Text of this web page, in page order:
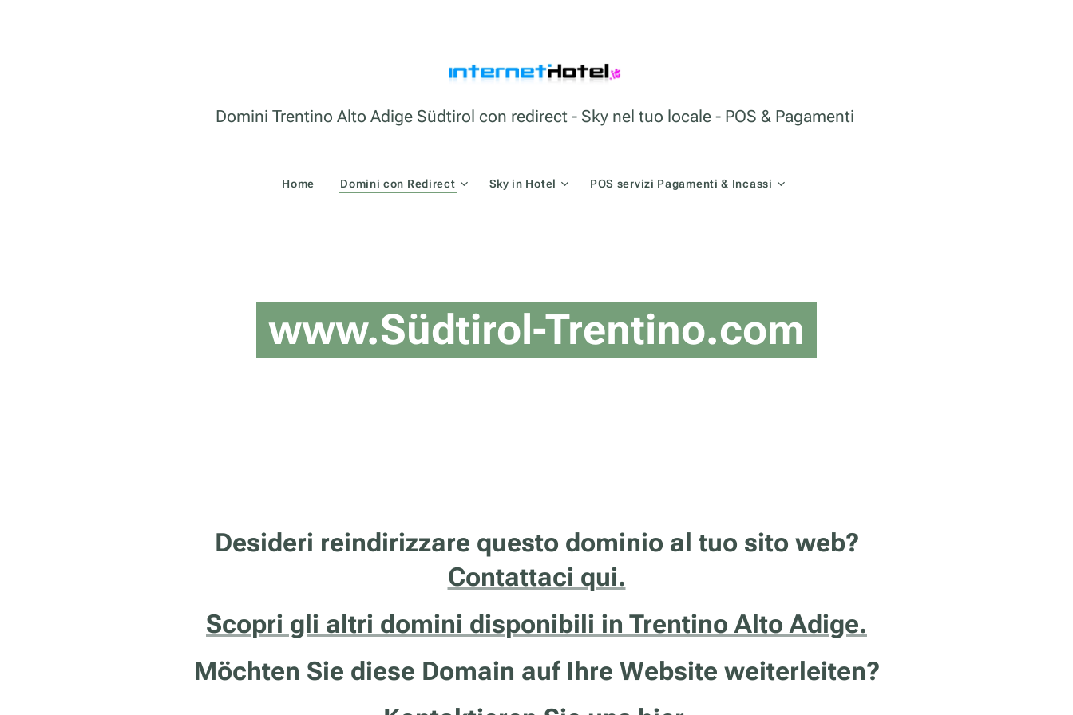
Domini Trentino Alto Adige Südtirol con redirect - Sky nel tuo locale - POS & Pagamenti
Home Domini con Redirect Sky in Hotel POS servizi Pagamenti & Incassi
www.Südtirol-Trentino.com
Desideri reindirizzare questo dominio al tuo sito web?
Contattaci qui.
Scopri gli altri domini disponibili in Trentino Alto Adige.
Möchten Sie diese Domain auf Ihre Website weiterleiten?